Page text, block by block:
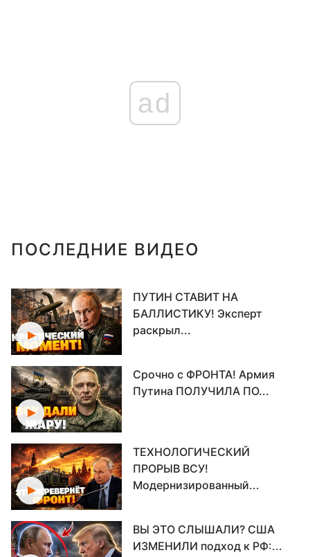
ad
ПОСЛЕДНИЕ ВИДЕО
ПУТИН СТАВИТ НА
БАЛЛИСТИКУ! Эксперт
раскрыл...
Срочно с ФРОНТА! Армия
Путина ПОЛУЧИЛА ПО...
ТЕХНОЛОГИЧЕСКИЙ
ПРОРЫВ ВСУ!
Модернизированный...
ВЫ ЭТО СЛЫШАЛИ? США
ИЗМЕНИЛИ подход к РФ:...